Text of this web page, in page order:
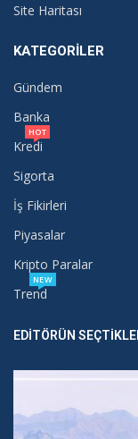
Site Haritası
KATEGORILER
Gündem
Banka
Kredi
HOT
Sigorta
İş Fikirleri
Piyasalar
Kripto Paralar
Trend
NEW
EDITÖRÜN